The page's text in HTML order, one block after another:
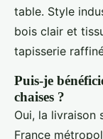
table. Style
bois clair et
tapisserie
Puis-je
chaises ?
Oui, la livraison
France